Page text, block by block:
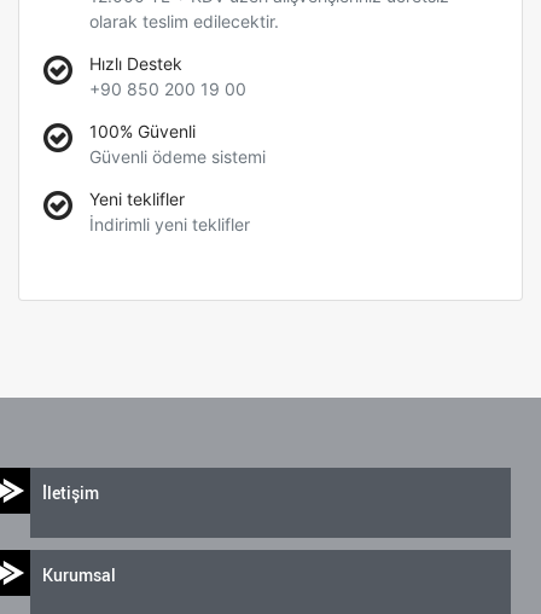
olarak teslim edilecektir.
Hızlı Destek
+90 850 200 19 00
100% Güvenli
Güvenli ödeme sistemi
Yeni teklifler
İndirimli yeni teklifler
İletişim
Kurumsal